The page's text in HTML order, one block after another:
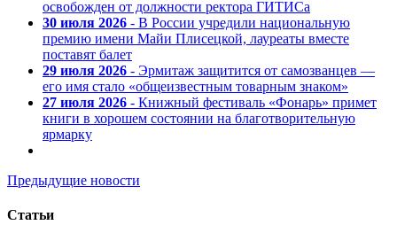
освобожден от должности ректора ГИТИСа
30 июля 2026 - В России учредили национальную
премию имени Майи Плисецкой, лауреаты вместе
поставят балет
29 июля 2026 - Эрмитаж защитится от самозванцев —
его имя стало «общеизвестным товарным знаком»
27 июля 2026 - Книжный фестиваль «Фонарь» примет
книги в хорошем состоянии на благотворительную
ярмарку
Предыдущие новости
Статьи